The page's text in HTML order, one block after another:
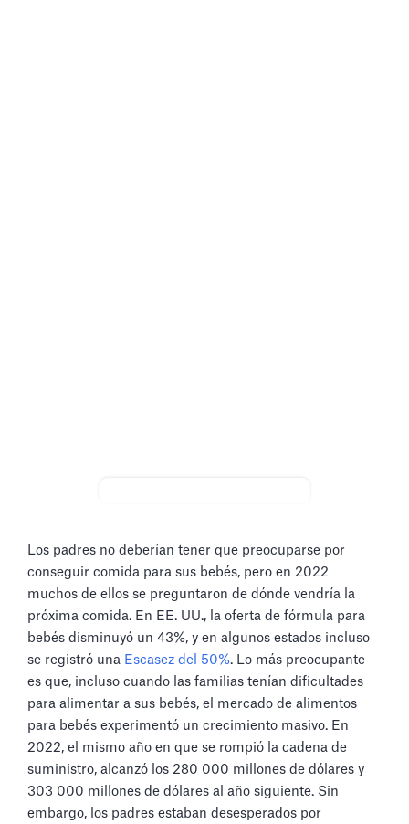
Los padres no deberían tener que preocuparse por
conseguir comida para sus bebés, pero en 2022
muchos de ellos se preguntaron de dónde vendría la
próxima comida. En EE. UU., la oferta de fórmula para
bebés disminuyó un 43%, y en algunos estados incluso
se registró una Escasez del 50%. Lo más preocupante
es que, incluso cuando las familias tenían dificultades
para alimentar a sus bebés, el mercado de alimentos
para bebés experimentó un crecimiento masivo. En
2022, el mismo año en que se rompió la cadena de
suministro, alcanzó los 280 000 millones de dólares y
303 000 millones de dólares al año siguiente. Sin
embargo, los padres estaban desesperados por